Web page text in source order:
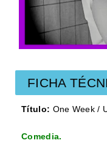
FICHA
Título: One Week /
Comedia.